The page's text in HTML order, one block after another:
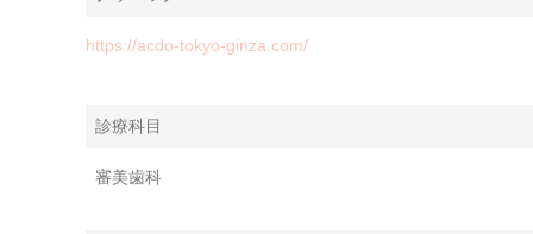
https://acdo-tokyo-ginza.com/
診療科目
審美歯科